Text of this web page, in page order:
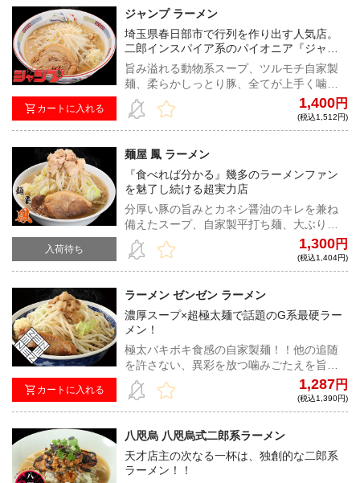
カートに入れる
ジャンプ ラーメン
埼玉県春日部市で行列を作り出す人気店。
二郎インスパイア系のパイオニア『ジャン
プ』が宅麺降臨！！
旨み溢れる動物系スープ、ツルモチ自家製
麺、柔らかしっとり豚、全てが上手く噛み
合ったバランス抜群の超ハイレベルな二郎
系インスパイア！
1,400円
(税込1,512円)
入荷待ち
麺屋 鳳 ラーメン
『食べれば分かる』幾多のラーメンファン
を魅了し続ける超実力店
分厚い豚の旨みとカネシ醤油のキレを兼ね
備えたスープ、自家製平打ち麺、大ぶりな
豚。全二郎系ファン必食の一杯。
1,300円
(税込1,404円)
カートに入れる
ラーメン ゼンゼン ラーメン
濃厚スープ×超極太麺で話題のG系最硬ラー
メン！
極太バキボキ食感の自家製麺！！他の追随
を許さない、異彩を放つ噛みごたえを旨甘
濃厚スープで喰らい尽くせ！
1,287円
(税込1,390円)
八咫烏 八咫烏式二郎系ラーメン
天才店主の次なる一杯は、独創的な二郎系
ラーメン！！